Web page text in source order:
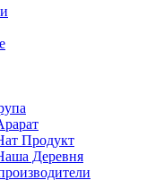
Продукт
Деревня